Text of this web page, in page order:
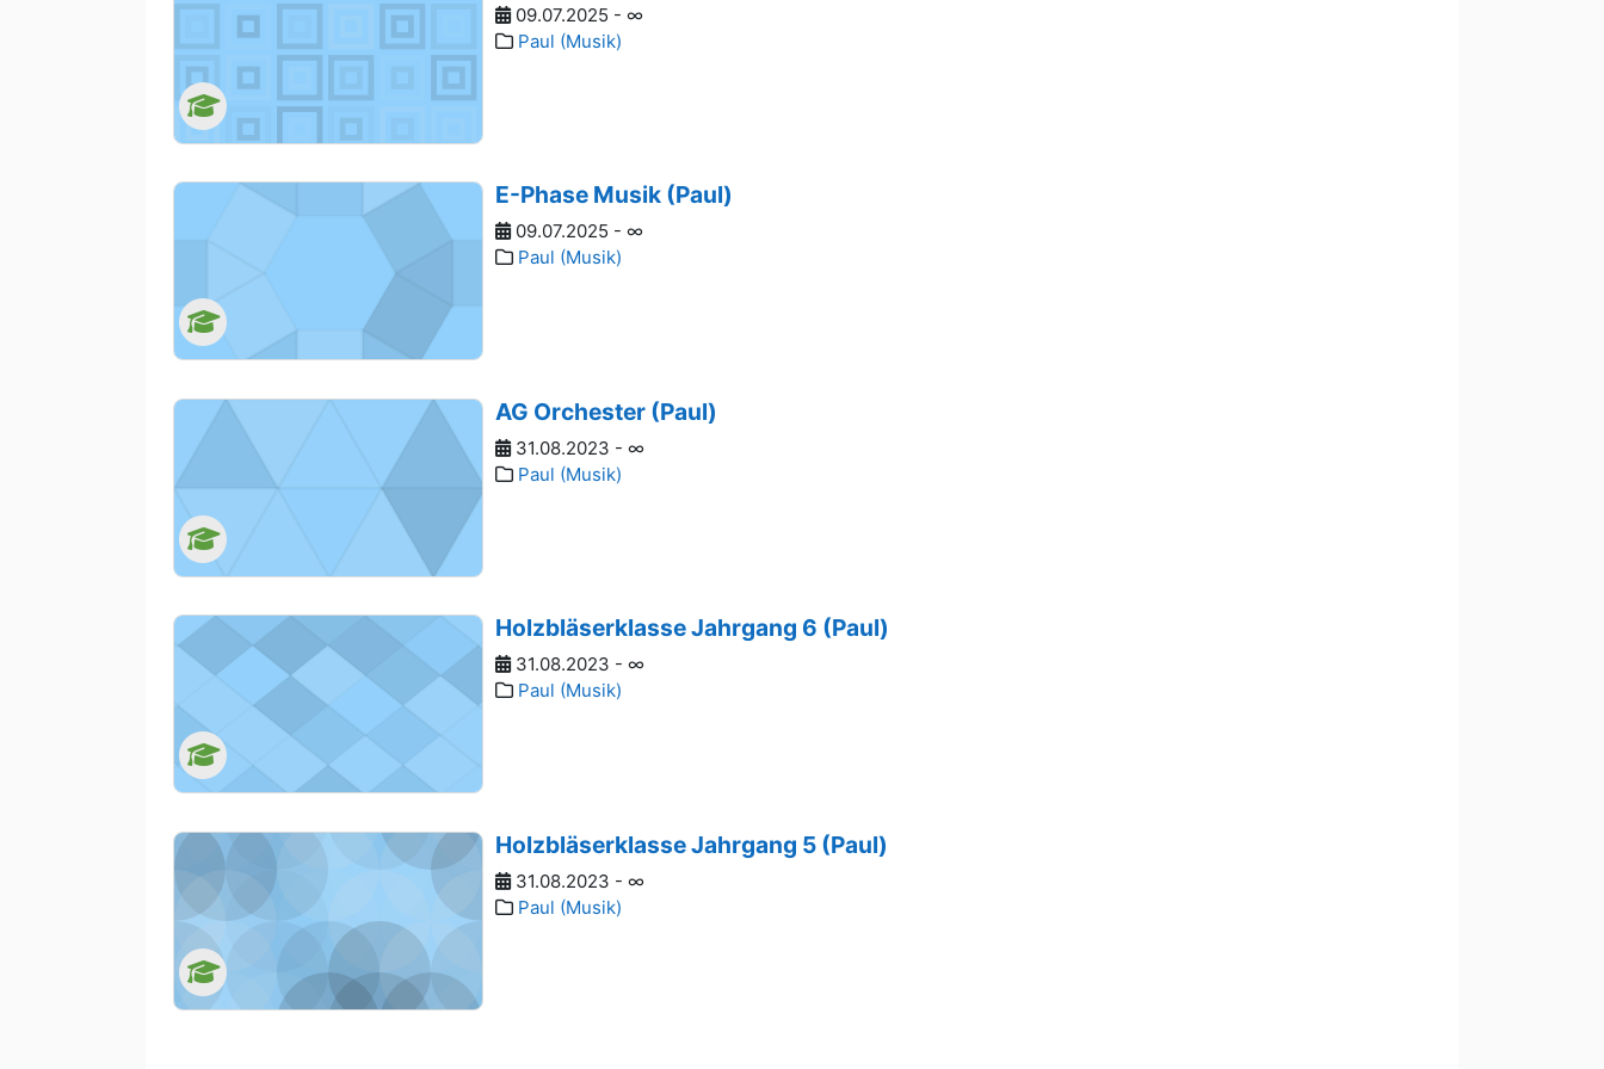
09.07.2025 - ∞
Paul (Musik)
E-Phase Musik (Paul)
09.07.2025 - ∞
Paul (Musik)
AG Orchester (Paul)
31.08.2023 - ∞
Paul (Musik)
Holzbläserklasse Jahrgang 6 (Paul)
31.08.2023 - ∞
Paul (Musik)
Holzbläserklasse Jahrgang 5 (Paul)
31.08.2023 - ∞
Paul (Musik)